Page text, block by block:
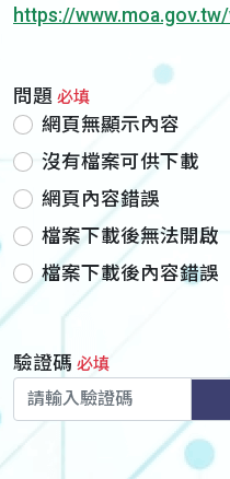
https://
問題 必填
網頁無顯示內容
沒有檔案可供下載
網頁內容錯誤
檔案下載後無法開啟
檔案下載後內容錯誤
驗證碼 必填